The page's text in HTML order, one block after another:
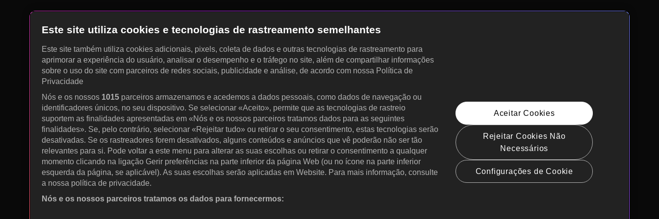
Este site utiliza cookies e tecnologias de rastreamento semelhantes
Este site também utiliza cookies adicionais, pixels, coleta de dados e outras tecnologias de rastreamento para
aprimorar a experiência do usuário, analisar o desempenho e o tráfego no site, além de compartilhar informações
sobre o uso do site com parceiros de redes sociais, publicidade e análise, de acordo com nossa Política de
Privacidade
Nós e os nossos 1015 parceiros armazenamos e acedemos a dados pessoais, como dados de navegação ou
identificadores únicos, no seu dispositivo. Se selecionar «Aceito», permite que as tecnologias de rastreio
suportem as finalidades apresentadas em «Nós e os nossos parceiros tratamos dados para as seguintes
finalidades». Se, pelo contrário, selecionar «Rejeitar tudo» ou retirar o seu consentimento, estas tecnologias serão
desativadas. Se os rastreadores forem desativados, alguns conteúdos e anúncios que vê poderão não ser tão
relevantes para si. Pode voltar a este menu para alterar as suas escolhas ou retirar o consentimento a qualquer
momento clicando na ligação Gerir preferências na parte inferior da página Web (ou no ícone na parte inferior
esquerda da página, se aplicável). As suas escolhas serão aplicadas em Website. Para mais informação, consulte
a nossa política de privacidade.
Nós e os nossos parceiros tratamos os dados para fornecermos:
Aceitar Cookies
Rejeitar Cookies Não
Necessários
Configurações de Cookie